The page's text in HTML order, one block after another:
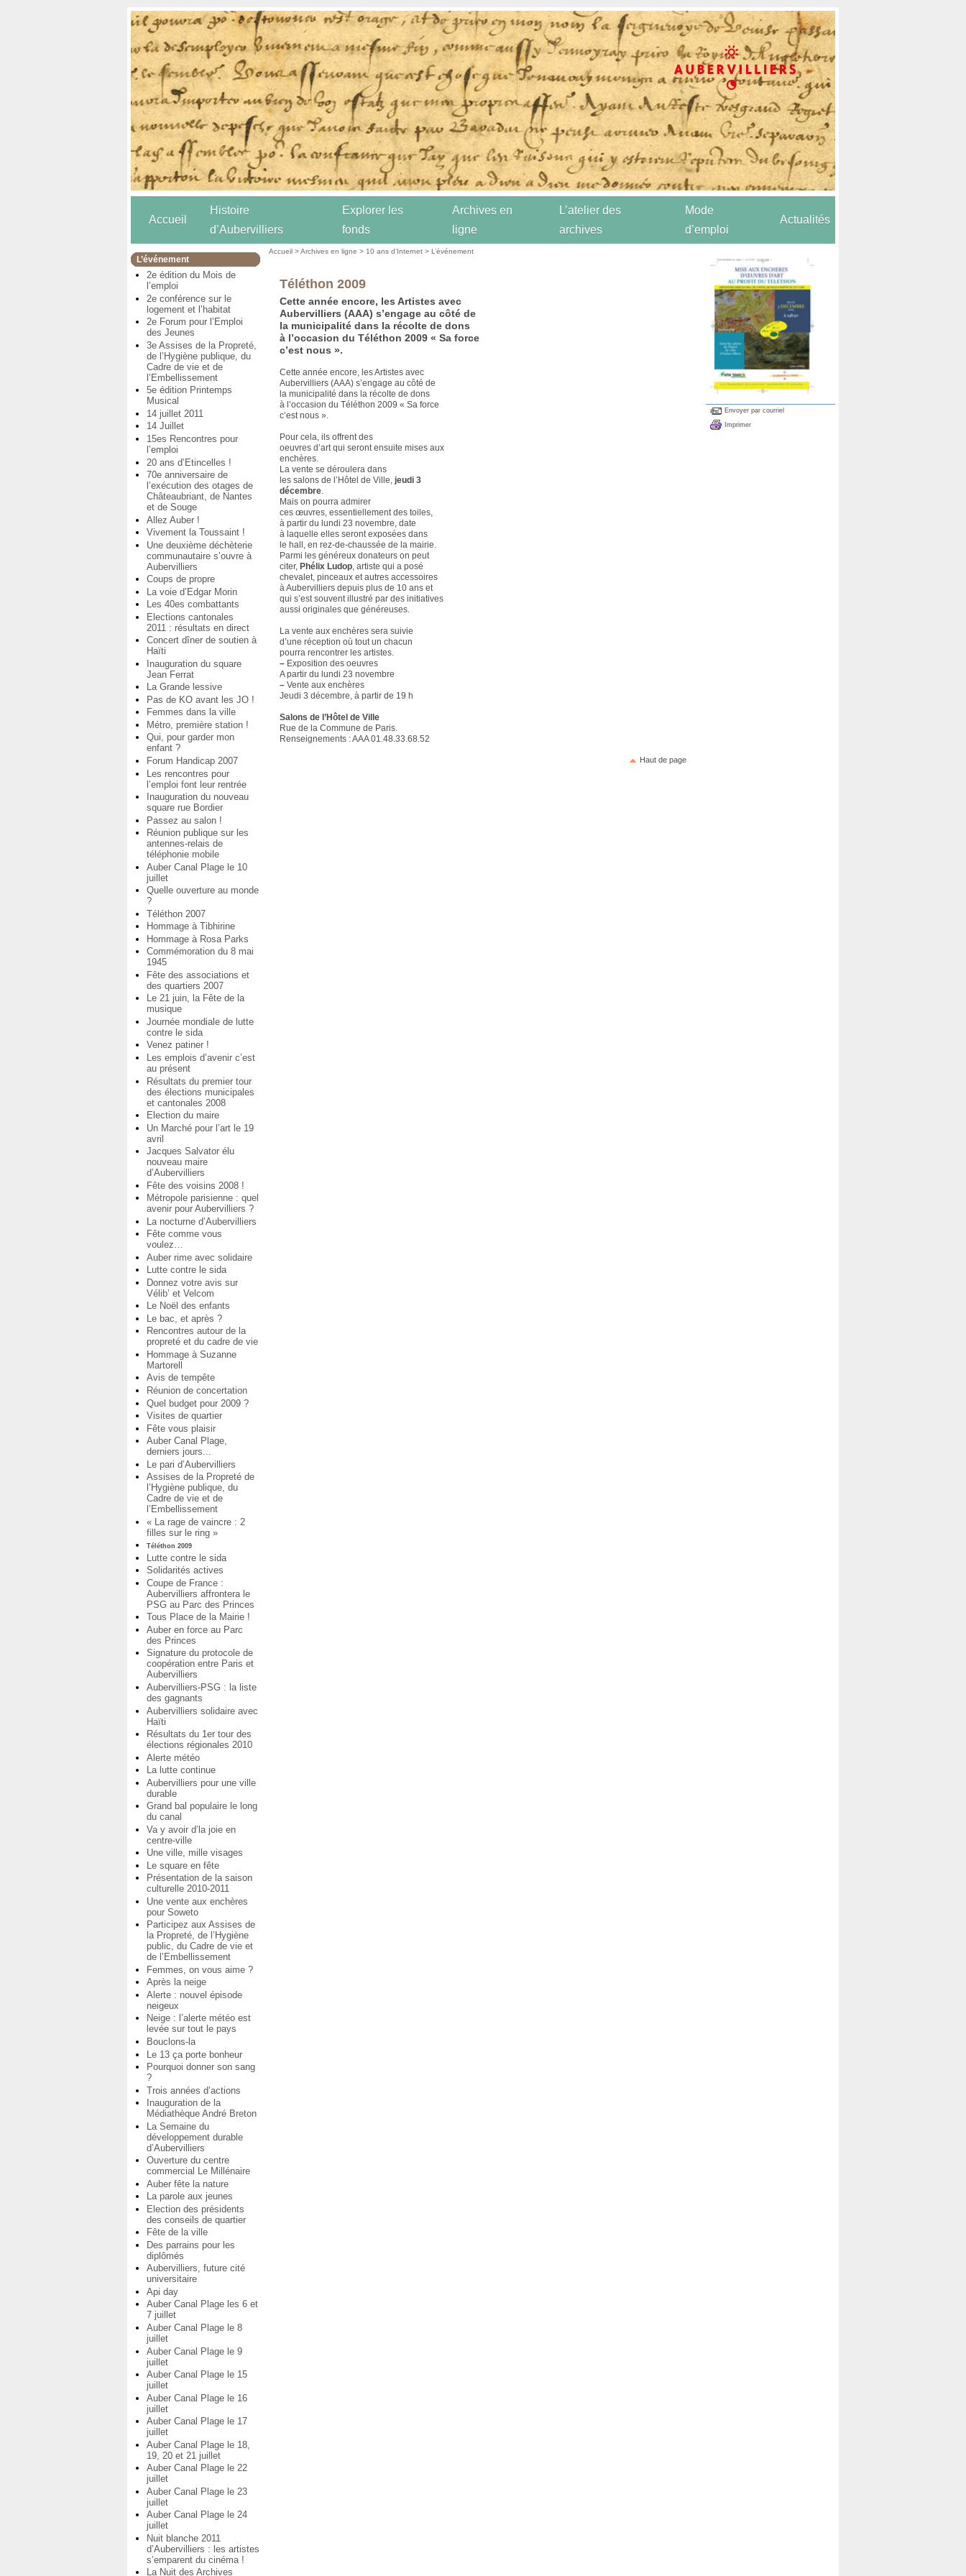
Accueil
Histoire
d’Aubervilliers
Explorer les
fonds
Archives en
ligne
L’atelier des
archives
Mode
d’emploi
Actualités
L’événement
2e édition du Mois de
l’emploi
2e conférence sur le
logement et l’habitat
2e Forum pour l’Emploi
des Jeunes
3e Assises de la Propreté,
de l’Hygiène publique, du
Cadre de vie et de
l’Embellissement
5e édition Printemps
Musical
14 juillet 2011
14 Juillet
15es Rencontres pour
l’emploi
20 ans d’Etincelles !
70e anniversaire de
l’exécution des otages de
Châteaubriant, de Nantes
et de Souge
Allez Auber !
Vivement la Toussaint !
Une deuxième déchèterie
communautaire s’ouvre à
Aubervilliers
Coups de propre
La voie d’Edgar Morin
Les 40es combattants
Elections cantonales
2011 : résultats en direct
Concert dîner de soutien à
Haïti
Inauguration du square
Jean Ferrat
La Grande lessive
Pas de KO avant les JO !
Femmes dans la ville
Métro, première station !
Qui, pour garder mon
enfant ?
Forum Handicap 2007
Les rencontres pour
l’emploi font leur rentrée
Inauguration du nouveau
square rue Bordier
Passez au salon !
Réunion publique sur les
antennes-relais de
téléphonie mobile
Auber Canal Plage le 10
juillet
Quelle ouverture au monde
?
Téléthon 2007
Hommage à Tibhirine
Hommage à Rosa Parks
Commémoration du 8 mai
1945
Fête des associations et
des quartiers 2007
Le 21 juin, la Fête de la
musique
Journée mondiale de lutte
contre le sida
Venez patiner !
Les emplois d’avenir c’est
au présent
Résultats du premier tour
des élections municipales
et cantonales 2008
Election du maire
Un Marché pour l’art le 19
avril
Jacques Salvator élu
nouveau maire
d’Aubervilliers
Fête des voisins 2008 !
Métropole parisienne : quel
avenir pour Aubervilliers ?
La nocturne d’Aubervilliers
Fête comme vous
voulez…
Auber rime avec solidaire
Lutte contre le sida
Donnez votre avis sur
Vélib’ et Velcom
Le Noël des enfants
Le bac, et après ?
Rencontres autour de la
propreté et du cadre de vie
Hommage à Suzanne
Martorell
Avis de tempête
Réunion de concertation
Quel budget pour 2009 ?
Visites de quartier
Fête vous plaisir
Auber Canal Plage,
derniers jours...
Le pari d’Aubervilliers
Assises de la Propreté de
l’Hygiène publique, du
Cadre de vie et de
l’Embellissement
« La rage de vaincre : 2
filles sur le ring »
Téléthon 2009
Lutte contre le sida
Solidarités actives
Coupe de France :
Aubervilliers affrontera le
PSG au Parc des Princes
Tous Place de la Mairie !
Auber en force au Parc
des Princes
Signature du protocole de
coopération entre Paris et
Aubervilliers
Aubervilliers-PSG : la liste
des gagnants
Aubervilliers solidaire avec
Haïti
Résultats du 1er tour des
élections régionales 2010
Alerte météo
La lutte continue
Aubervilliers pour une ville
durable
Grand bal populaire le long
du canal
Va y avoir d’la joie en
centre-ville
Une ville, mille visages
Le square en fête
Présentation de la saison
culturelle 2010-2011
Une vente aux enchères
pour Soweto
Participez aux Assises de
la Propreté, de l’Hygiène
public, du Cadre de vie et
de l’Embellissement
Femmes, on vous aime ?
Après la neige
Alerte : nouvel épisode
neigeux
Neige : l’alerte météo est
levée sur tout le pays
Bouclons-la
Le 13 ça porte bonheur
Pourquoi donner son sang
?
Trois années d’actions
Inauguration de la
Médiathèque André Breton
La Semaine du
développement durable
d’Aubervilliers
Ouverture du centre
commercial Le Millénaire
Auber fête la nature
La parole aux jeunes
Election des présidents
des conseils de quartier
Fête de la ville
Des parrains pour les
diplômés
Aubervilliers, future cité
universitaire
Api day
Auber Canal Plage les 6 et
7 juillet
Auber Canal Plage le 8
juillet
Auber Canal Plage le 9
juillet
Auber Canal Plage le 15
juillet
Auber Canal Plage le 16
juillet
Auber Canal Plage le 17
juillet
Auber Canal Plage le 18,
19, 20 et 21 juillet
Auber Canal Plage le 22
juillet
Auber Canal Plage le 23
juillet
Auber Canal Plage le 24
juillet
Nuit blanche 2011
d’Aubervilliers : les artistes
s’emparent du cinéma !
La Nuit des Archives
Accueil >Archives en ligne > 10 ans d’Internet >L’événement
Téléthon 2009
Cette année encore, les Artistes avec
Aubervilliers (AAA) s’engage au côté de
la municipalité dans la récolte de dons
à l’occasion du Téléthon 2009 « Sa force
c’est nous ».
Cette année encore, les Artistes avec
Aubervilliers (AAA) s’engage au côté de
la municipalité dans la récolte de dons
à l’occasion du Téléthon 2009 « Sa force
c’est nous ».
Pour cela, ils offrent des
oeuvres d’art qui seront ensuite mises aux
enchères.
La vente se déroulera dans
les salons de l’Hôtel de Ville, jeudi 3
décembre.
Mais on pourra admirer
ces œuvres, essentiellement des toiles,
à partir du lundi 23 novembre, date
à laquelle elles seront exposées dans
le hall, en rez-de-chaussée de la mairie.
Parmi les généreux donateurs on peut
citer, Phélix Ludop, artiste qui a posé
chevalet, pinceaux et autres accessoires
à Aubervilliers depuis plus de 10 ans et
qui s’est souvent illustré par des initiatives
aussi originales que généreuses.
La vente aux enchères sera suivie
d’une réception où tout un chacun
pourra rencontrer les artistes.
– Exposition des oeuvres
A partir du lundi 23 novembre
– Vente aux enchères
Jeudi 3 décembre, à partir de 19 h
Salons de l’Hôtel de Ville
Rue de la Commune de Paris.
Renseignements : AAA 01.48.33.68.52
Haut de page
Envoyer par courriel
Imprimer